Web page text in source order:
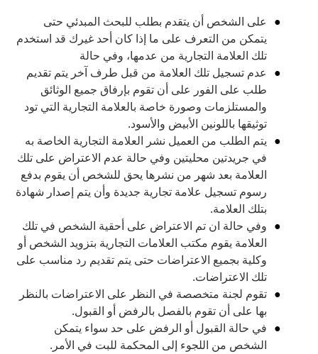
على الشخص أن يتقدم بطلب للبحث المبدئي حتى
يتمكن من التعرف على ما إذا كان أحد غيرك قد استخدم
تلك العلامة التجارية من عدمها، وفي حالة
عدم تسجيل تلك العلامة من قبل طرف آخر يتم تقديم
طلب على الفور على أن تقوم بإرفاق جميع الوثائق
والمستلزمات وصورة خاصة بالعلامة التجارية التي تود
توثيقها باللونين الأبيض والأسود.
يتم الطلب من العميل نشر العلامة التجارية الخاصة به
في جريدتين محليتين وفي حالة عدم الاعتراض على تلك
العلامة بعد شهر من نشرها يحق للشخص أن يقوم بدفع
رسوم تسجيل علامة تجارية جديدة وأن يتم إصدار شهادة
بتلك العلامة.
وفي حالة ان تم الاعتراض على أحقية الشخص في تلك
العلامة يقوم مكتب العلامات التجارية بتزويد الشخص أو
وكلية بجميع الاعتراضات حتى يتم تقديم رد مناسب على
تلك الاعتراضات.
تقوم لجنة متخصصة في النظر على الاعتراضات بالنظر
بها على أن تقوم بالفصل بالرفض أو القبول.
في حالة القبول أو الرفض على حد سواء يتمكن
الشخص من اللجوء إلى المحكمة للبت في الأمر.